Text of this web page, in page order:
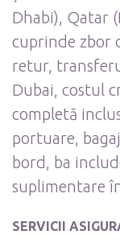
Dhabi), Qatar
cuprinde zbor
retur,
Dubai, costul
completă
portuare,
bord, ba
suplimentare
SERVICII